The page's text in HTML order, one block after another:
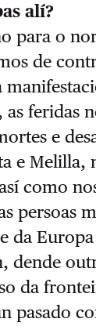
alí?
para o
de
feridas
e
e Melilla,
como
persoas
da
dende
da
pasado